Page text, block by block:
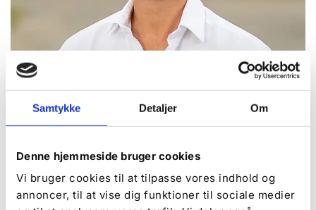
Samtykke Detaljer Om
Denne hjemmeside bruger cookies
Vi bruger cookies til at tilpasse vores indhold og
annoncer, til at vise dig funktioner til sociale medier
Carl-Christian von Scheel-Plessen